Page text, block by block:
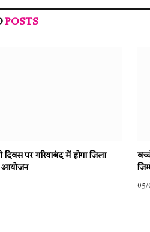
POSTS
दिवस पर गरियाबंद में होगा जिला
आयोजन
05/